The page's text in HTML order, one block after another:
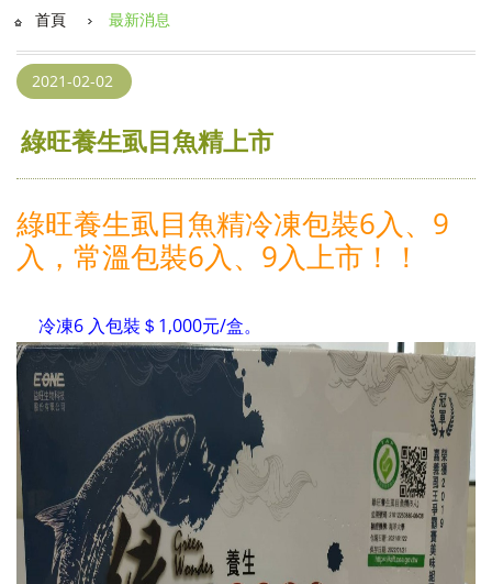
首頁 最新消息
2021-02-02
綠旺養生虱目魚精上市
綠旺養生虱目魚精冷凍包裝6入、9
入，常溫包裝6入、9入上市！！
冷凍6 入包裝＄1,000元/盒。